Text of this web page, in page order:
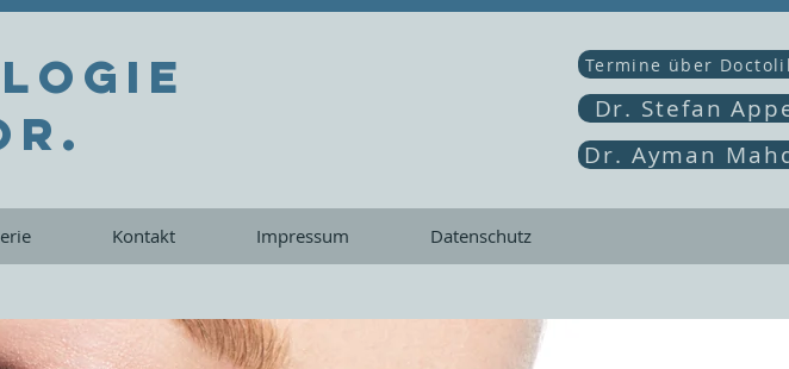
Termine über
Dr. Stefan
Dr. Ayman
Kontakt Impressum Datenschutz